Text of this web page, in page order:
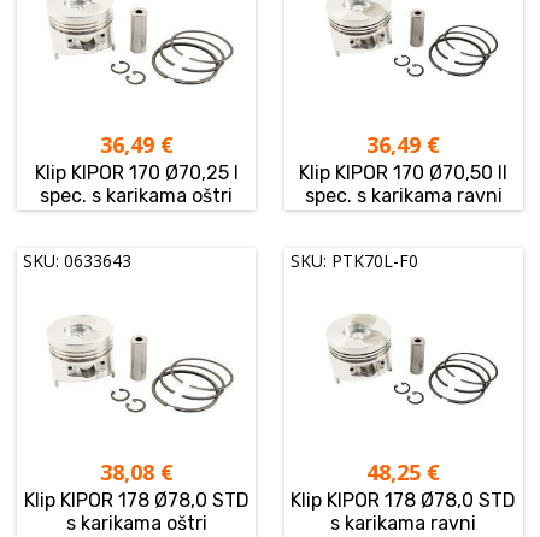
36,49 €
Klip KIPOR 170 Ø70,25 I
spec. s karikama oštri
36,49 €
Klip KIPOR 170 Ø70,50 II
spec. s karikama ravni
SKU: 0633643
38,08 €
Klip KIPOR 178 Ø78,0 STD
s karikama oštri
SKU: PTK70L-F0
48,25 €
Klip KIPOR 178 Ø78,0 STD
s karikama ravni